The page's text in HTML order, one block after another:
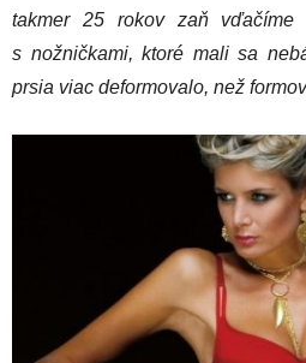
takmer 25 rokov zaň vďačíme
s nožničkami, ktoré mali sa
prsia viac deformovalo, než